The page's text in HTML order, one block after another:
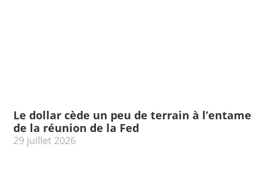
Le dollar cède un peu de terrain à l’entame
de la réunion de la Fed
29 juillet 2026